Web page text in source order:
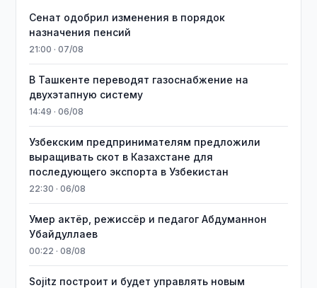
Сенат одобрил изменения в порядок
назначения пенсий
21:00 · 07/08
В Ташкенте переводят газоснабжение на
двухэтапную систему
14:49 · 06/08
Узбекским предпринимателям предложили
выращивать скот в Казахстане для
последующего экспорта в Узбекистан
22:30 · 06/08
Умер актёр, режиссёр и педагог Абдуманнон
Убайдуллаев
00:22 · 08/08
Sojitz построит и будет управлять новым